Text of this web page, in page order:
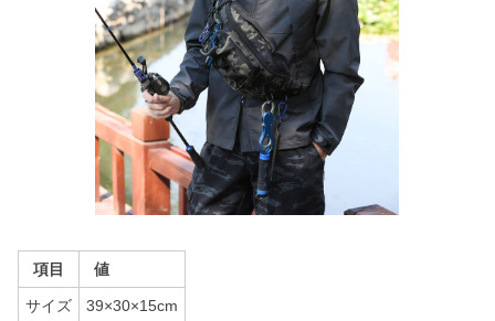
項目 値
サイズ 39×30×15cm